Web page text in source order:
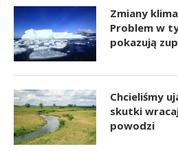
Zmiany
Problem w
pokazują
Chcieliśmy
skutki
powodzi